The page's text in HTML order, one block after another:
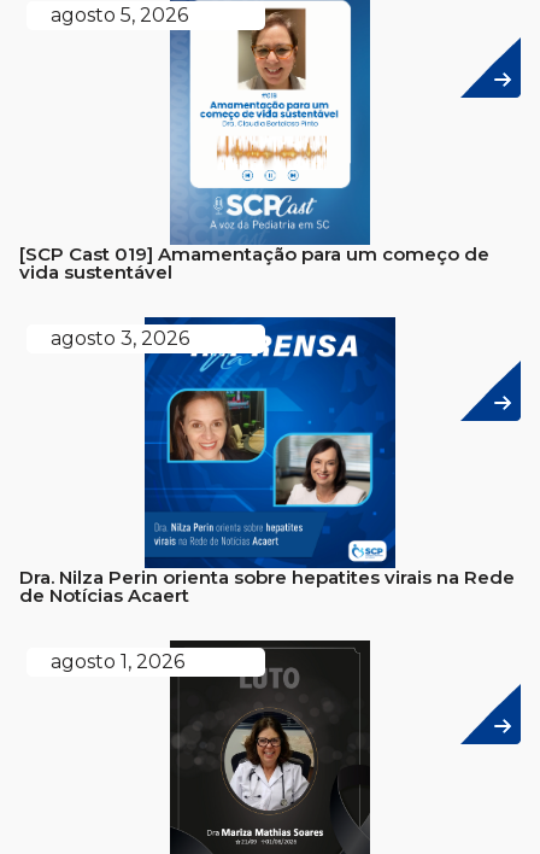
agosto 5, 2026
[SCP Cast 019] Amamentação para um começo de
vida sustentável
agosto 3, 2026
Dra. Nilza Perin orienta sobre hepatites virais na Rede
de Notícias Acaert
agosto 1, 2026